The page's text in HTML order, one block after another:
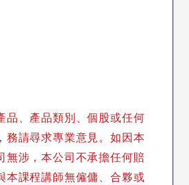
品、產品類別、個股或任何
務請尋求專業意見。如因本
無涉，本公司不承擔任何賠
本課程講師無僱傭、合夥或